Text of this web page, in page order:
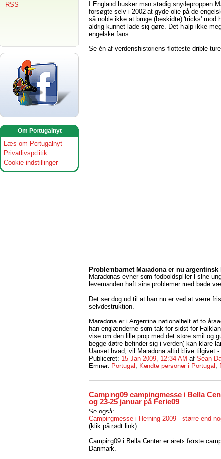
RSS
Om Portugalnyt
Læs om Portugalnyt
Privatlivspolitik
Cookie indstillinger
I England husker man stadig snydeproppen
forsøgte selv i 2002 at gyde olie på de
så noble ikke at bruge (beskidte) 'tricks' mod
aldrig kunnet lade sig gøre. Det hjalp ikke
engelske fans.
Se én af verdenshistoriens flotteste drible-
Problembarnet Maradona er nu
Maradonas evner som fodboldspiller i sine
levemanden haft sine problemer med både
Det ser dog ud til at han nu er ved at være
selvdestruktion.
Maradona er i Argentina nationalhelt af to
han englænderne som tak for sidst for
vise om den lille prop med det store smil og
begge døtre befinder sig i verden) kan klare
Uanset hvad, vil Maradona altid blive tilgivet
Publiceret: 15 Jan 2009, 12:34 AM af Sean
Emner: Portugal , Kendte personer i Portugal ,
Camping09 campingmesse i Bella
og 23-25 januar på Ferie09
Se også:
Campingmesse i Herning 2009 - større end
(klik på rødt link)
Camping09 i Bella Center er årets første
Danmark.